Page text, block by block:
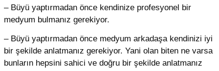
– Büyü yaptırmadan önce kendinize profesyonel bir
medyum bulmanız gerekiyor.
– Büyü yaptırmadan önce medyum arkadaşa kendinizi iyi
bir şekilde anlatmanız gerekiyor. Yani olan biten ne varsa
bunların hepsini sahici ve doğru bir şekilde anlatmanız